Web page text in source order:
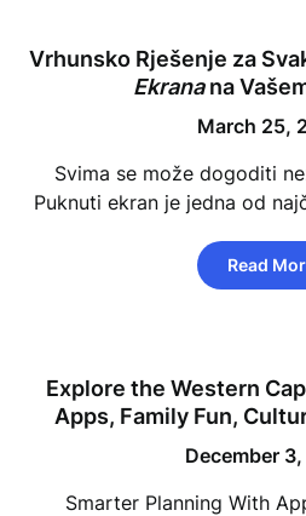
Vrhunsko Rješenje za
Ekranana
March 25,
Svima se može dogoditi
Puknuti ekran je jedna od
Read
Explore the Western
Apps, Family Fun,
December
Smarter Planning With